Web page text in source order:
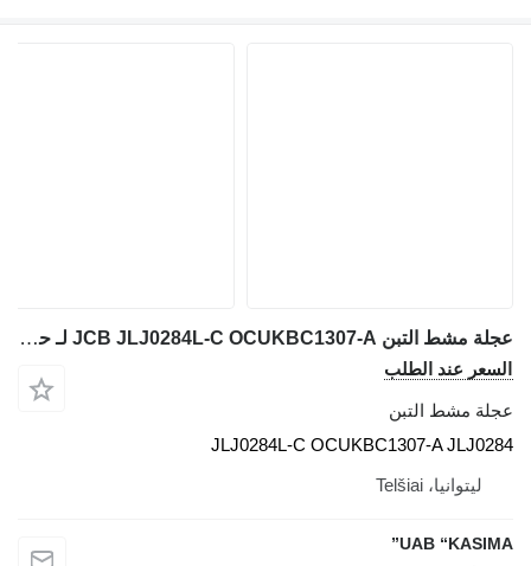
عجلة مشط التبن JCB JLJ0284L-C OCUKBC1307-A لـ حفارة JCB JS130W
السعر عند الطلب
عجلة مشط التبن
JLJ0284L-C OCUKBC1307-A JLJ0284
ليتوانيا، Telšiai
UAB “KASIMA”